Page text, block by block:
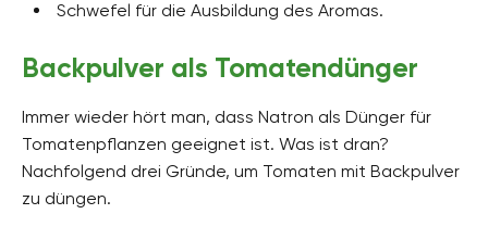
Schwefel für die Ausbildung des Aromas.
Backpulver als Tomatendünger
Immer wieder hört man, dass Natron als Dünger für
Tomatenpflanzen geeignet ist. Was ist dran?
Nachfolgend drei Gründe, um Tomaten mit Backpulver
zu düngen.